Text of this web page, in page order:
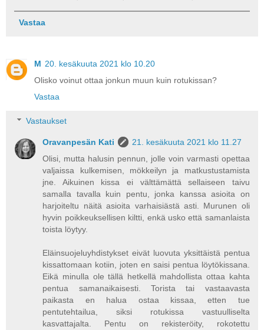
Vastaa
M 20. kesäkuuta 2021 klo 10.20
Olisko voinut ottaa jonkun muun kuin rotukissan?
Vastaa
Vastaukset
Oravanpesän Kati
21. kesäkuuta 2021 klo 11.27
Olisi, mutta halusin pennun, jolle voin varmasti opettaa
valjaissa kulkemisen, mökkeilyn ja matkustustamista
jne. Aikuinen kissa ei välttämättä sellaiseen taivu
samalla tavalla kuin pentu, jonka kanssa asioita on
harjoiteltu näitä asioita varhaisiästä asti. Murunen oli
hyvin poikkeuksellisen kiltti, enkä usko että samanlaista
toista löytyy.
Eläinsuojeluyhdistykset eivät luovuta yksittäistä pentua
kissattomaan kotiin, joten en saisi pentua löytökissana.
Eikä minulla ole tällä hetkellä mahdollista ottaa kahta
pentua samanaikaisesti. Torista tai vastaavasta
paikasta en halua ostaa kissaa, etten tue
pentutehtailua, siksi rotukissa vastuulliselta
kasvattajalta. Pentu on rekisteröity, rokotettu